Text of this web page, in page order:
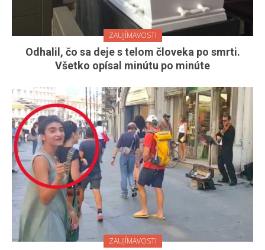
ZAUJÍMAVOSTI
Odhalil, čo sa deje s telom človeka po smrti.
Všetko opísal minútu po minúte
ZAUJÍMAVOSTI